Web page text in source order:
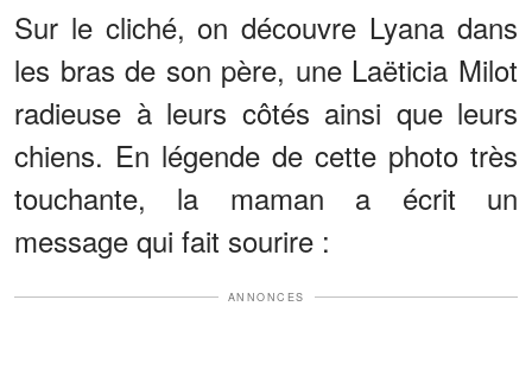
Sur le cliché, on découvre Lyana dans
les bras de son père, une Laëticia Milot
radieuse à leurs côtés ainsi que leurs
chiens. En légende de cette photo très
touchante, la maman a écrit un
message qui fait sourire :
ANNONCES